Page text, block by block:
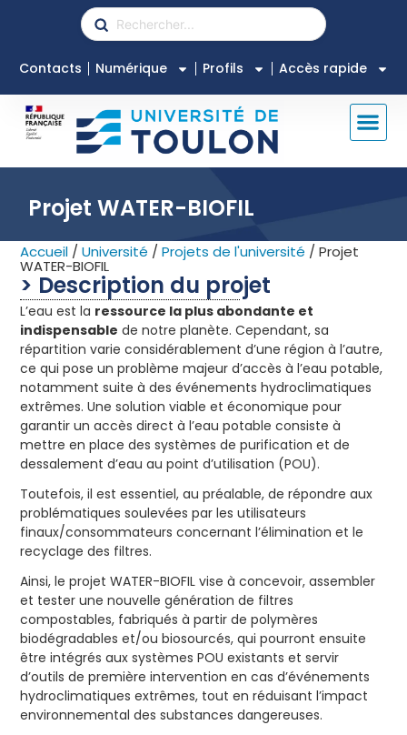
Contacts Numérique Profils Accès rapide
Projet WATER-BIOFIL
Accueil /Université /Projets de l'université /Projet
WATER-BIOFIL
> Description du projet
L’eau est la ressource la plus abondante et
indispensable de notre planète. Cependant, sa
répartition varie considérablement d’une région à l’autre,
ce qui pose un problème majeur d’accès à l’eau potable,
notamment suite à des événements hydroclimatiques
extrêmes. Une solution viable et économique pour
garantir un accès direct à l’eau potable consiste à
mettre en place des systèmes de purification et de
dessalement d’eau au point d’utilisation (POU).
Toutefois, il est essentiel, au préalable, de répondre aux
problématiques soulevées par les utilisateurs
finaux/consommateurs concernant l’élimination et le
recyclage des filtres.
Ainsi, le projet WATER-BIOFIL vise à concevoir, assembler
et tester une nouvelle génération de filtres
compostables, fabriqués à partir de polymères
biodégradables et/ou biosourcés, qui pourront ensuite
être intégrés aux systèmes POU existants et servir
d’outils de première intervention en cas d’événements
hydroclimatiques extrêmes, tout en réduisant l’impact
environnemental des substances dangereuses.